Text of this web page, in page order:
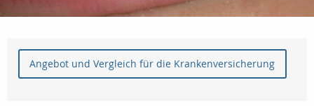
Angebot und Vergleich für die Krankenversicherung